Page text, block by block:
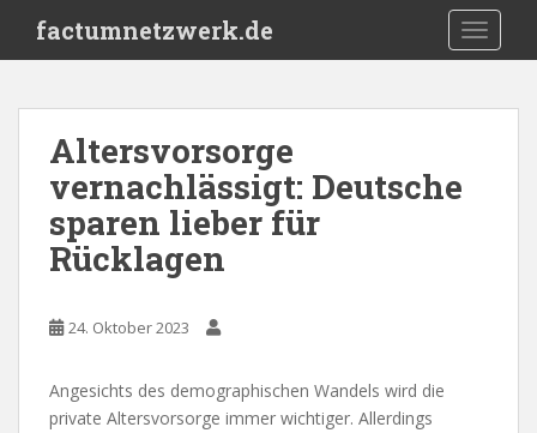
i
factumnetzwerk.de
Altersvorsorge
vernachlässigt: Deutsche
sparen lieber für
Rücklagen
24. Oktober 2023
Angesichts des demographischen Wandels wird die
private Altersvorsorge immer wichtiger. Allerdings